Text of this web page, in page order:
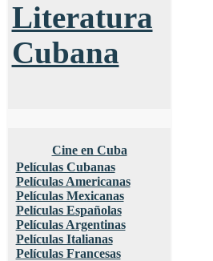
Literatura
Cubana
Cine en Cuba
Películas Cubanas
Películas Americanas
Películas Mexicanas
Películas Españolas
Películas Argentinas
Películas Italianas
Películas Francesas